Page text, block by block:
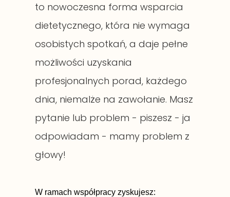
to nowoczesna forma wsparcia
dietetycznego, która nie wymaga
osobistych spotkań, a daje pełne
możliwości uzyskania
profesjonalnych porad, każdego
dnia, niemalże na zawołanie. Masz
pytanie lub problem - piszesz - ja
odpowiadam - mamy problem z
głowy!
W ramach współpracy zyskujesz: